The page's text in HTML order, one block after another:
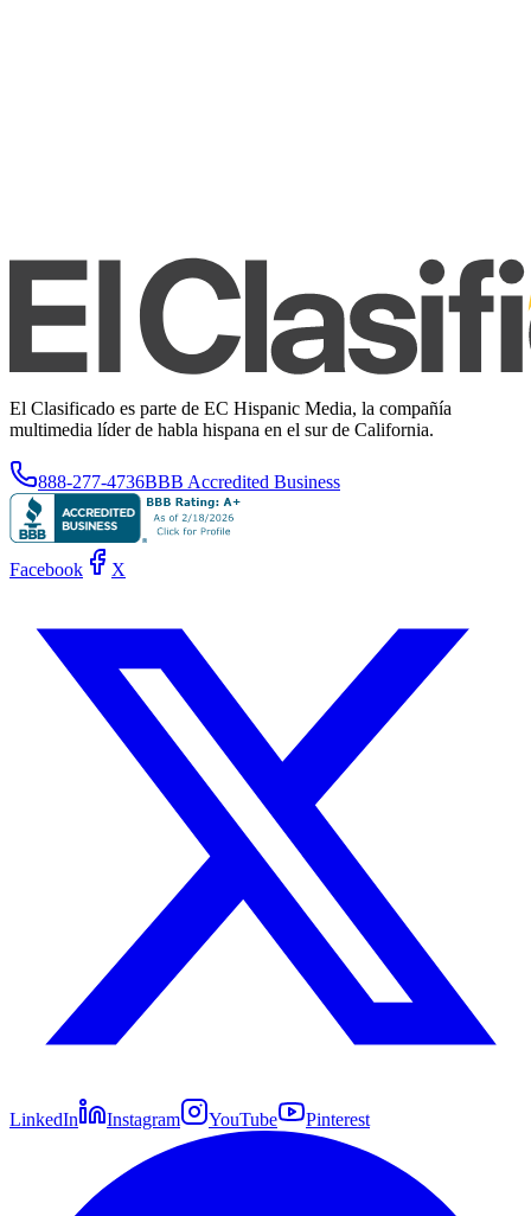
El Clasificado es parte de EC Hispanic Media, la compañía
multimedia líder de habla hispana en el sur de California.
888-277-4736BBB Accredited Business
Facebook X
LinkedIn Instagram YouTube Pinterest